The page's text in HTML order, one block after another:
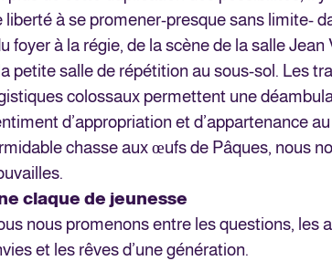
liberté à se promener-presque sans limite-
foyer à la régie, de la scène de la salle Jean
petite salle de répétition au sous-sol. Les
colossaux permettent une
d’appropriation et d’appartenance
chasse aux œufs de Pâques, nous
claque de jeunesse
nous promenons entre les questions, les
et les rêves d’une génération.